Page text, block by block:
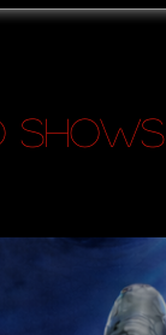
Shows